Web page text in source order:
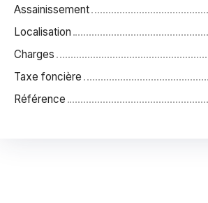
Assainissement
Localisation
Charges
Taxe foncière
Référence